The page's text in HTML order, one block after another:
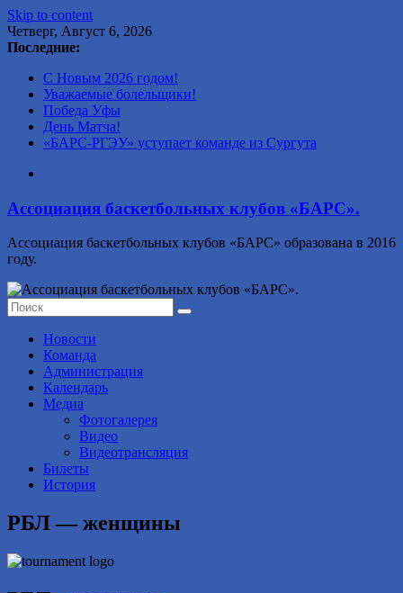
Skip to content
Четверг, Август 6, 2026
Последние:
С Новым 2026 годом!
Уважаемые болельщики!
Победа Уфы
День Матча!
«БАРС-РГЭУ» уступает команде из Сургута
Ассоциация баскетбольных клубов «БАРС».
Ассоциация баскетбольных клубов «БАРС» образована в 2016
году.
Новости
Команда
Администрация
Календарь
Медиа
Фотогалерея
Видео
Видеотрансляция
Билеты
История
РБЛ — женщины